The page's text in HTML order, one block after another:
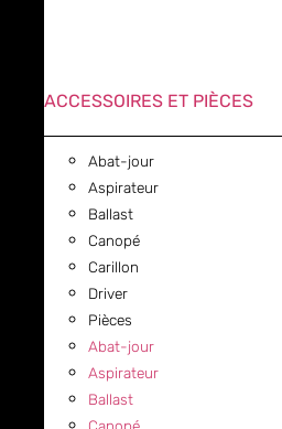
ACCESSOIRES ET PIÈCES
Abat-jour
Aspirateur
Ballast
Canopé
Carillon
Driver
Pièces
Abat-jour
Aspirateur
Ballast